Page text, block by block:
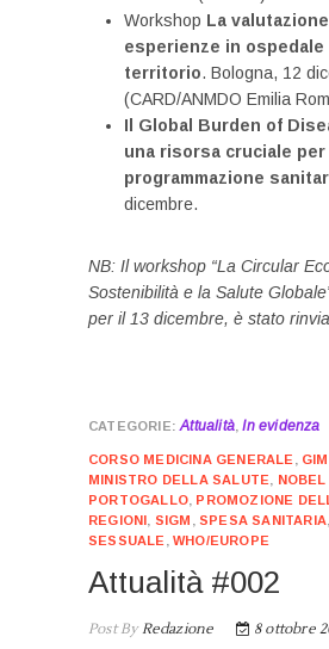
Workshop La
esperienze in ospedale
territorio. Bologna, 12
(CARD/ANMDO Emilia
Il Global Burden of
una risorsa cruciale per
programmazione
dicembre.
NB: Il workshop “La Circular
Sostenibilità e la Salute
per il 13 dicembre, è stato
Attualità,In evidenza
CORSO MEDICINA GENERALE,
MINISTRO DELLA SALUTE,
PORTOGALLO, PROMOZIONE
REGIONI , SIGM ,SPESA SANITARIA
SESSUALE,WHO/EUROPE
Attualità #002
Post ByRedazione 8 ottobre